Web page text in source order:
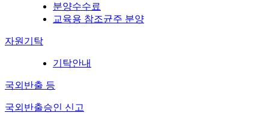
분양수수료
교육용 참조균주 분양
자원기탁
기탁안내
국외반출 등
국외반출승인 신고